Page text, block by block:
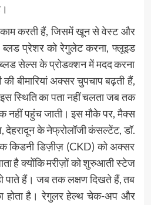
करती हैं, जिसमें खून से वेस्ट और
ब्लड प्रेशर को रेगुलेट करना, फ्लूइड
सेल्स के प्रोडक्शन में मदद करना
बीमारियां अक्सर चुपचाप बढ़ती हैं,
स्थिति का पता नहीं चलता जब तक
नहीं पहुंच जाती। इस मौके पर, मैक्स
देहरादून के नेफ्रोलॉजी कंसल्टेंट, डॉ.
किडनी डिज़ीज़ (CKD) को अक्सर
है क्योंकि मरीज़ों को शुरुआती स्टेज
पाते हैं। जब तक लक्षण दिखते हैं, तब
होता है। रेगुलर हेल्थ चेक-अप और